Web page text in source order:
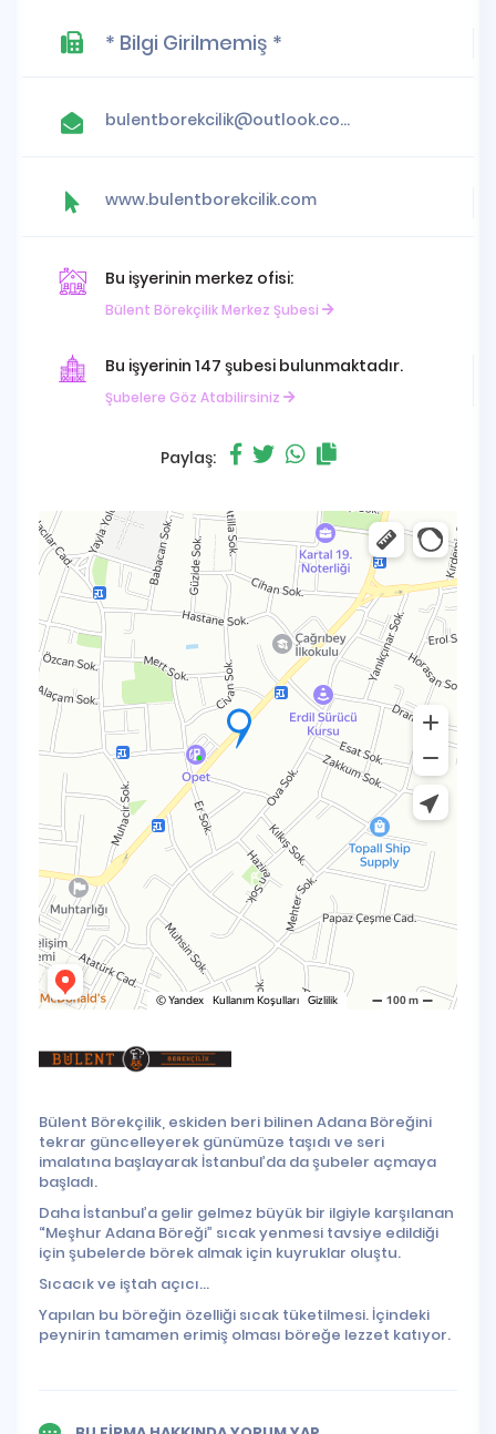
* Bilgi Girilmemiş *
bulentborekcilik@outlook.com.tr
www.bulentborekcilik.com
Bu işyerinin merkez ofisi:
Bülent Börekçilik Merkez Şubesi
Bu işyerinin 147 şubesi bulunmaktadır.
Şubelere Göz Atabilirsiniz
Paylaş:
Bülent Börekçilik, eskiden beri bilinen Adana Böreğini
tekrar güncelleyerek günümüze taşıdı ve seri
imalatına başlayarak İstanbul’da da şubeler açmaya
başladı.
Daha İstanbul’a gelir gelmez büyük bir ilgiyle karşılanan
“Meşhur Adana Böreği” sıcak yenmesi tavsiye edildiği
için şubelerde börek almak için kuyruklar oluştu.
Sıcacık ve iştah açıcı...
Yapılan bu böreğin özelliği sıcak tüketilmesi. İçindeki
peynirin tamamen erimiş olması böreğe lezzet katıyor.